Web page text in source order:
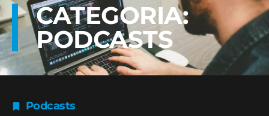
CATEGORIA:
PODCASTS
Podcasts